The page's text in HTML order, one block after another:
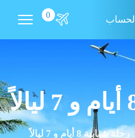
الحساب 0
رحلة شبابية 8 أيام و 7 ليالاً